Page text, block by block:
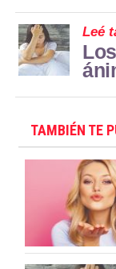
Leé
TAMBIÉN TE